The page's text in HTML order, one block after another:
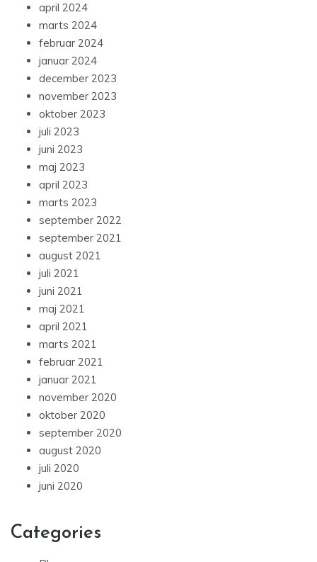
april 2024
marts 2024
februar 2024
januar 2024
december 2023
november 2023
oktober 2023
juli 2023
juni 2023
maj 2023
april 2023
marts 2023
september 2022
september 2021
august 2021
juli 2021
juni 2021
maj 2021
april 2021
marts 2021
februar 2021
januar 2021
november 2020
oktober 2020
september 2020
august 2020
juli 2020
juni 2020
Categories